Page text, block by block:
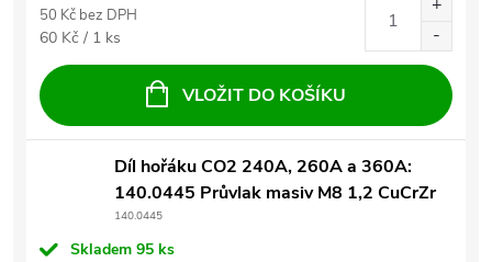
50 Kč bez DPH
Měrná cena:
60 Kč / 1 ks
VLOŽIT DO KOŠÍKU
Díl hořáku CO2 240A, 260A a 360A:
140.0445 Průvlak masiv M8 1,2 CuCrZr
140.0445
Skladem 95 ks